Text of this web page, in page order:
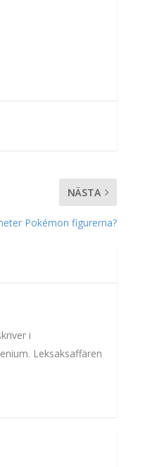
NÄSTA
Pokémon figurerna?
i
Leksaksaffären